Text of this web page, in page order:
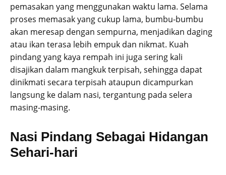
pemasakan yang menggunakan waktu lama. Selama
proses memasak yang cukup lama, bumbu-bumbu
akan meresap dengan sempurna, menjadikan daging
atau ikan terasa lebih empuk dan nikmat. Kuah
pindang yang kaya rempah ini juga sering kali
disajikan dalam mangkuk terpisah, sehingga dapat
dinikmati secara terpisah ataupun dicampurkan
langsung ke dalam nasi, tergantung pada selera
masing-masing.
Nasi Pindang Sebagai Hidangan
Sehari-hari